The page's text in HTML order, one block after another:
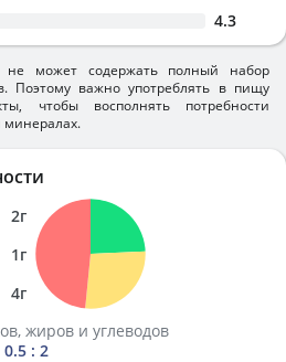
4.3
не может содержать полный набор
Поэтому важно употреблять в пищу
чтобы восполнять потребности
минералах.
2г
1г
4г
жиров и углеводов
0.5 : 2